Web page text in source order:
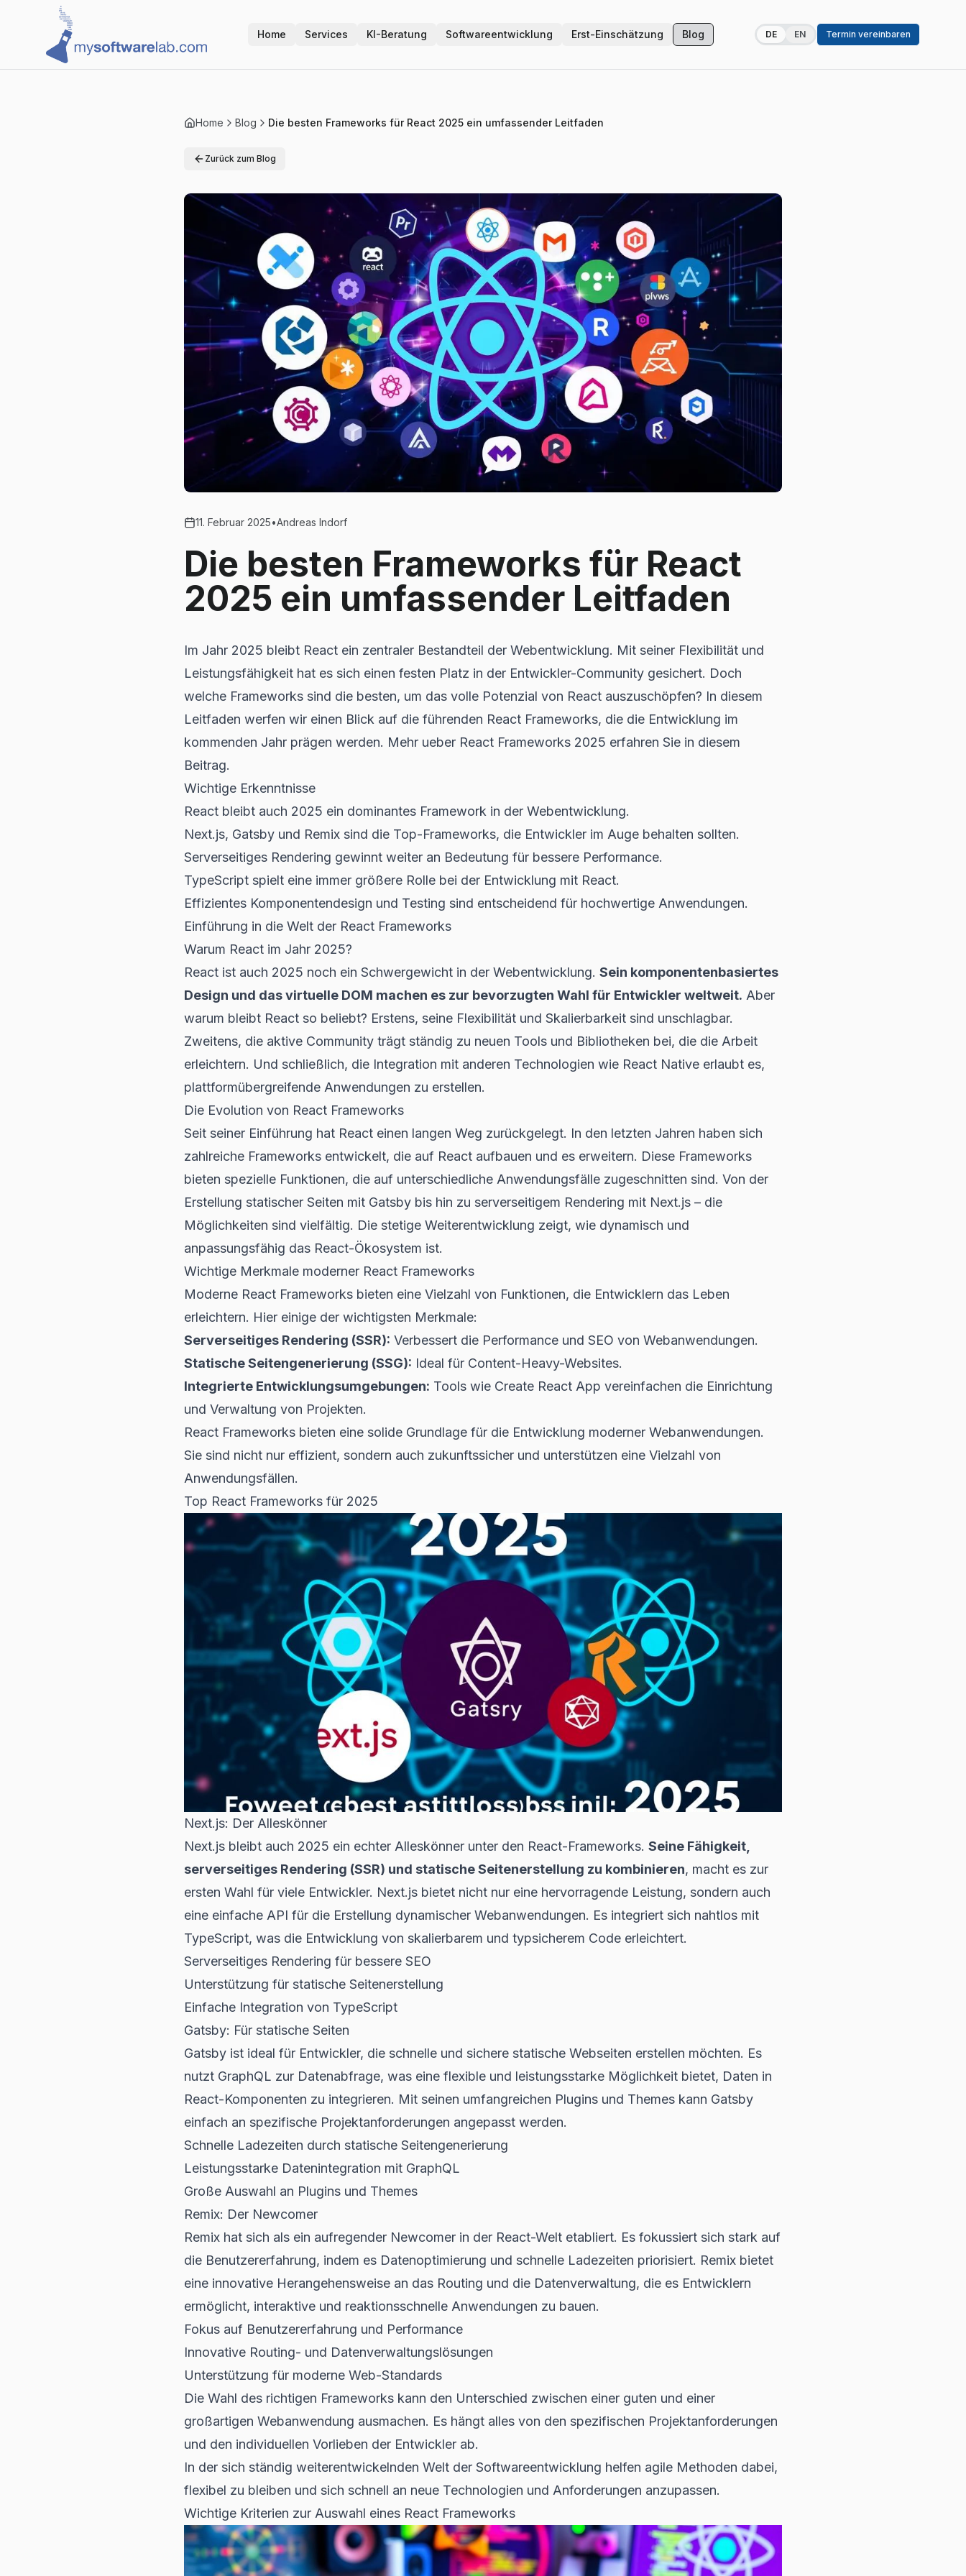
Home Services KI-Beratung Softwareentwicklung Erst-Einschätzung Blog DE EN Termin vereinbaren
Home Blog Die besten Frameworks für React 2025 ein umfassender Leitfaden
Zurück zum Blog
11. Februar 2025•Andreas Indorf
Die besten Frameworks für React
2025 ein umfassender Leitfaden
Im Jahr 2025 bleibt React ein zentraler Bestandteil der Webentwicklung. Mit seiner Flexibilität und
Leistungsfähigkeit hat es sich einen festen Platz in der Entwickler-Community gesichert. Doch
welche Frameworks sind die besten, um das volle Potenzial von React auszuschöpfen? In diesem
Leitfaden werfen wir einen Blick auf die führenden React Frameworks, die die Entwicklung im
kommenden Jahr prägen werden. Mehr ueber React Frameworks 2025 erfahren Sie in diesem
Beitrag.
Wichtige Erkenntnisse
React bleibt auch 2025 ein dominantes Framework in der Webentwicklung.
Next.js, Gatsby und Remix sind die Top-Frameworks, die Entwickler im Auge behalten sollten.
Serverseitiges Rendering gewinnt weiter an Bedeutung für bessere Performance.
TypeScript spielt eine immer größere Rolle bei der Entwicklung mit React.
Effizientes Komponentendesign und Testing sind entscheidend für hochwertige Anwendungen.
Einführung in die Welt der React Frameworks
Warum React im Jahr 2025?
React ist auch 2025 noch ein Schwergewicht in der Webentwicklung. Sein komponentenbasiertes
Design und das virtuelle DOM machen es zur bevorzugten Wahl für Entwickler weltweit. Aber
warum bleibt React so beliebt? Erstens, seine Flexibilität und Skalierbarkeit sind unschlagbar.
Zweitens, die aktive Community trägt ständig zu neuen Tools und Bibliotheken bei, die die Arbeit
erleichtern. Und schließlich, die Integration mit anderen Technologien wie React Native erlaubt es,
plattformübergreifende Anwendungen zu erstellen.
Die Evolution von React Frameworks
Seit seiner Einführung hat React einen langen Weg zurückgelegt. In den letzten Jahren haben sich
zahlreiche Frameworks entwickelt, die auf React aufbauen und es erweitern. Diese Frameworks
bieten spezielle Funktionen, die auf unterschiedliche Anwendungsfälle zugeschnitten sind. Von der
Erstellung statischer Seiten mit Gatsby bis hin zu serverseitigem Rendering mit Next.js – die
Möglichkeiten sind vielfältig. Die stetige Weiterentwicklung zeigt, wie dynamisch und
anpassungsfähig das React-Ökosystem ist.
Wichtige Merkmale moderner React Frameworks
Moderne React Frameworks bieten eine Vielzahl von Funktionen, die Entwicklern das Leben
erleichtern. Hier einige der wichtigsten Merkmale:
Serverseitiges Rendering (SSR): Verbessert die Performance und SEO von Webanwendungen.
Statische Seitengenerierung (SSG): Ideal für Content-Heavy-Websites.
Integrierte Entwicklungsumgebungen: Tools wie Create React App vereinfachen die Einrichtung
und Verwaltung von Projekten.
React Frameworks bieten eine solide Grundlage für die Entwicklung moderner Webanwendungen.
Sie sind nicht nur effizient, sondern auch zukunftssicher und unterstützen eine Vielzahl von
Anwendungsfällen.
Top React Frameworks für 2025
Next.js: Der Alleskönner
Next.js bleibt auch 2025 ein echter Alleskönner unter den React-Frameworks. Seine Fähigkeit,
serverseitiges Rendering (SSR) und statische Seitenerstellung zu kombinieren, macht es zur
ersten Wahl für viele Entwickler. Next.js bietet nicht nur eine hervorragende Leistung, sondern auch
eine einfache API für die Erstellung dynamischer Webanwendungen. Es integriert sich nahtlos mit
TypeScript, was die Entwicklung von skalierbarem und typsicherem Code erleichtert.
Serverseitiges Rendering für bessere SEO
Unterstützung für statische Seitenerstellung
Einfache Integration von TypeScript
Gatsby: Für statische Seiten
Gatsby ist ideal für Entwickler, die schnelle und sichere statische Webseiten erstellen möchten. Es
nutzt GraphQL zur Datenabfrage, was eine flexible und leistungsstarke Möglichkeit bietet, Daten in
React-Komponenten zu integrieren. Mit seinen umfangreichen Plugins und Themes kann Gatsby
einfach an spezifische Projektanforderungen angepasst werden.
Schnelle Ladezeiten durch statische Seitengenerierung
Leistungsstarke Datenintegration mit GraphQL
Große Auswahl an Plugins und Themes
Remix: Der Newcomer
Remix hat sich als ein aufregender Newcomer in der React-Welt etabliert. Es fokussiert sich stark auf
die Benutzererfahrung, indem es Datenoptimierung und schnelle Ladezeiten priorisiert. Remix bietet
eine innovative Herangehensweise an das Routing und die Datenverwaltung, die es Entwicklern
ermöglicht, interaktive und reaktionsschnelle Anwendungen zu bauen.
Fokus auf Benutzererfahrung und Performance
Innovative Routing- und Datenverwaltungslösungen
Unterstützung für moderne Web-Standards
Die Wahl des richtigen Frameworks kann den Unterschied zwischen einer guten und einer
großartigen Webanwendung ausmachen. Es hängt alles von den spezifischen Projektanforderungen
und den individuellen Vorlieben der Entwickler ab.
In der sich ständig weiterentwickelnden Welt der Softwareentwicklung helfen agile Methoden dabei,
flexibel zu bleiben und sich schnell an neue Technologien und Anforderungen anzupassen.
Wichtige Kriterien zur Auswahl eines React Frameworks